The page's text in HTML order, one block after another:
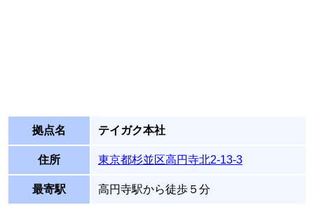
拠点名 テイガク本社
住所 東京都杉並区高円寺北2-13-3
最寄駅 高円寺駅から徒歩５分